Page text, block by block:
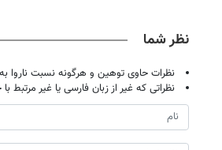
نظر شما
نظرات حاوی توهین و هرگونه نسبت
نظراتی که غیر از زبان فارسی یا غیر مرتبط